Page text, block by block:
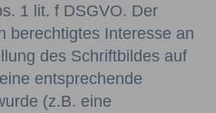
1 lit. f DSGVO. Der
berechtigtes Interesse an
des Schriftbildes auf
entsprechende
(z.B. eine